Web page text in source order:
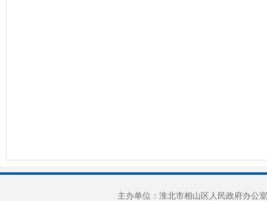
主办单位：淮北市相山区人民政府办